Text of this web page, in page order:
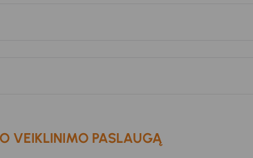
VEIKLINIMO PASLAUGĄ